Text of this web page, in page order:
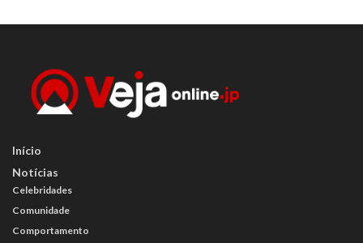
Início
Notícias
Celebridades
Comunidade
Comportamento